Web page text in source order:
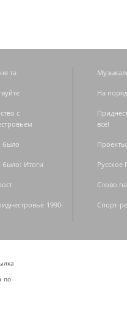
та
с
было
было: Итоги
1990-
На
всё!
Русское
Слово
Спорт-
по